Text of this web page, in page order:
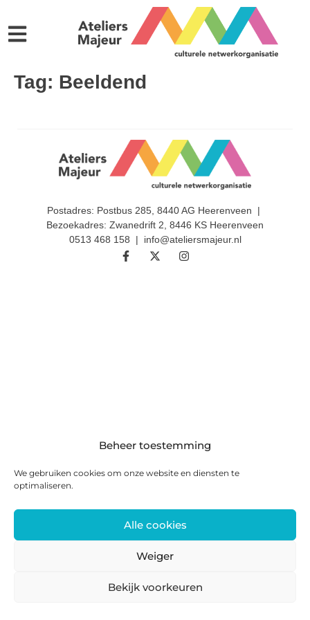
Beheer toestemming
We gebruiken cookies om onze website en diensten te
optimaliseren.
Alle cookies
Weiger
Bekijk voorkeuren
Tag: Beeldend
Postadres: Postbus 285, 8440 AG Heerenveen |
Bezoekadres: Zwanedrift 2, 8446 KS Heerenveen
0513 468 158 | info@ateliersmajeur.nl